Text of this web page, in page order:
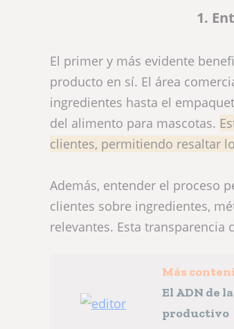
1.
El primer y más evidente
producto en sí. El área
ingredientes hasta el
del alimento para mascotas.
clientes, permitiendo resaltar
Además, entender el proceso
clientes sobre ingredientes,
relevantes. Esta
Más
El ADN de
productivo